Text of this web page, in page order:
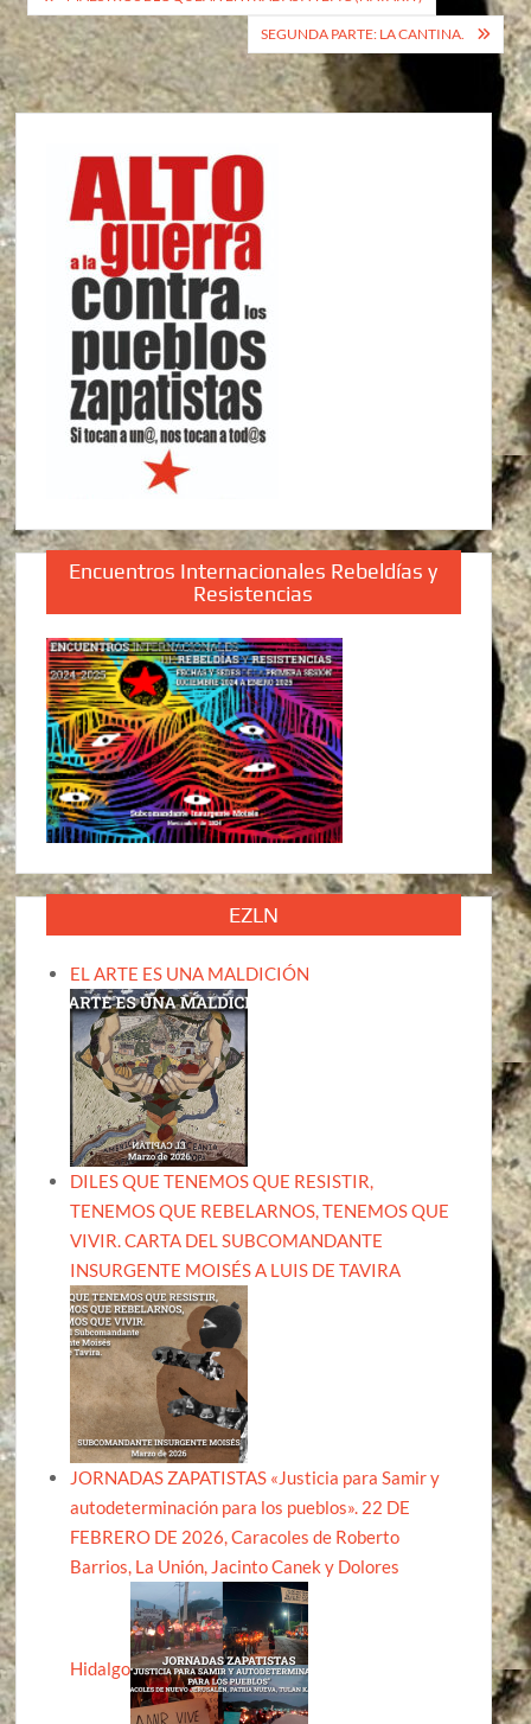
de
entradas
SEGUNDA PARTE: LA CANTINA.
Encuentros Internacionales Rebeldías y
Resistencias
EZLN
EL ARTE ES UNA MALDICIÓN
DILES QUE TENEMOS QUE RESISTIR,
TENEMOS QUE REBELARNOS, TENEMOS QUE
VIVIR. CARTA DEL SUBCOMANDANTE
INSURGENTE MOISÉS A LUIS DE TAVIRA
JORNADAS ZAPATISTAS «Justicia para Samir y
autodeterminación para los pueblos». 22 DE
FEBRERO DE 2026, Caracoles de Roberto
Barrios, La Unión, Jacinto Canek y Dolores
Hidalgo